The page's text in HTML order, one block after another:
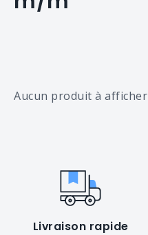
Aucun produit à afficher
Livraison rapide